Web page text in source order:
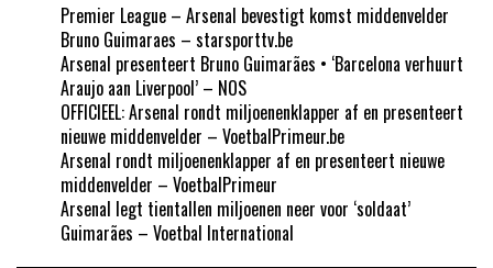
Premier League – Arsenal bevestigt komst middenvelder
Bruno Guimaraes – starsporttv.be
Arsenal presenteert Bruno Guimarães • ‘Barcelona verhuurt
Araujo aan Liverpool’ – NOS
OFFICIEEL: Arsenal rondt miljoenenklapper af en presenteert
nieuwe middenvelder – VoetbalPrimeur.be
Arsenal rondt miljoenenklapper af en presenteert nieuwe
middenvelder – VoetbalPrimeur
Arsenal legt tientallen miljoenen neer voor ‘soldaat’
Guimarães – Voetbal International